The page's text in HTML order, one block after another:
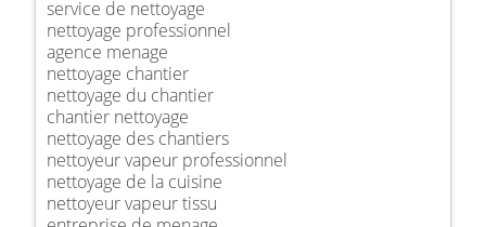
service de nettoyage
nettoyage professionnel
agence menage
nettoyage chantier
nettoyage du chantier
chantier nettoyage
nettoyage des chantiers
nettoyeur vapeur professionnel
nettoyage de la cuisine
nettoyeur vapeur tissu